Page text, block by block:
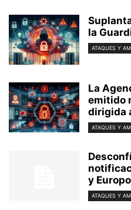
la
ATAQUES Y
La
emitido
dirigida
ATAQUES Y
y
ATAQUES Y